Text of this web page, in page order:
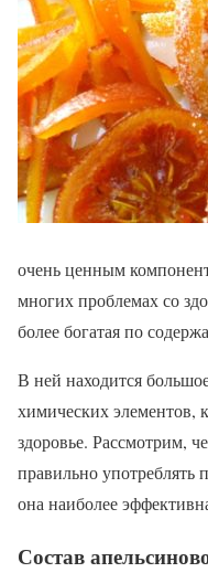
очень ценным
многих проблемах со
более богатая по
В ней находится
химических элементов,
здоровье. Рассмотрим,
правильно употреблять
она наиболее
Состав